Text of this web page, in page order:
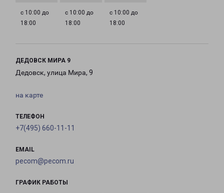
с 10:00 до
18:00
с 10:00 до
18:00
с 10:00 до
18:00
ДЕДОВСК МИРА 9
Дедовск, улица Мира, 9
на карте
ТЕЛЕФОН
+7(495) 660-11-11
EMAIL
pecom@pecom.ru
ГРАФИК РАБОТЫ